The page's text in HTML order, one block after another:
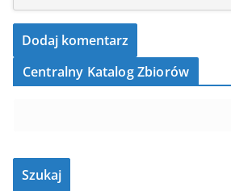
Centralny Katalog Zbiorów